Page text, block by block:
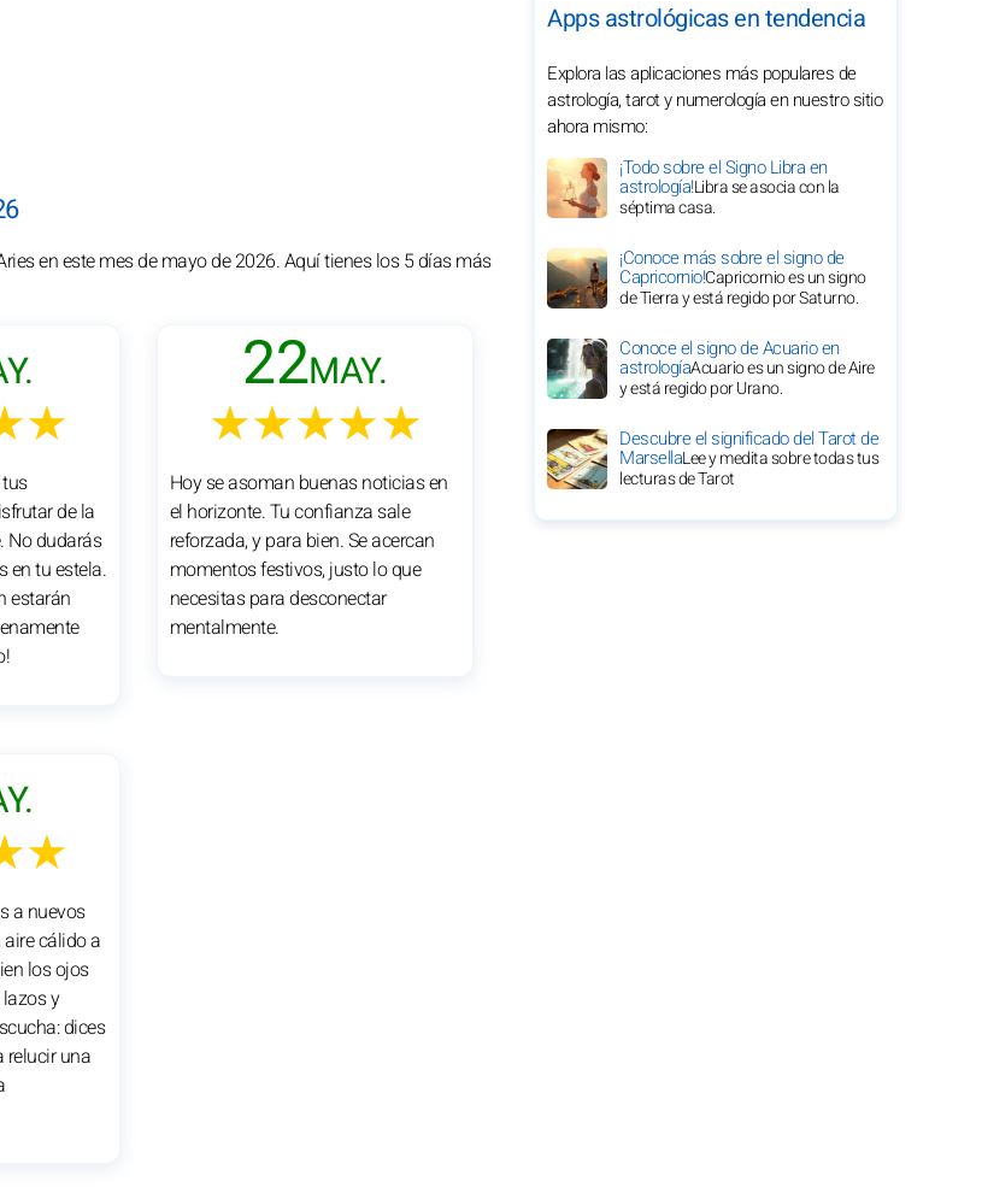
en este mes de mayo de 2026. Aquí tienes los 5 días más
de la
No dudarás
en tu estela.
estarán
22MAY.
★★★★★
Hoy se asoman buenas noticias en
el horizonte. Tu confianza sale
reforzada, y para bien. Se acercan
momentos festivos, justo lo que
necesitas para desconectar
mentalmente.
a nuevos
cálido a
los ojos
y
dices
relucir una
Apps astrológicas en tendencia
Explora las aplicaciones más populares de
astrología, tarot y numerología en nuestro sitio
ahora mismo:
¡Todo sobre el Signo Libra en
astrología!Libra se asocia con la
séptima casa.
¡Conoce más sobre el signo de
Capricornio!Capricornio es un signo
de Tierra y está regido por Saturno.
Conoce el signo de Acuario en
astrologíaAcuario es un signo de Aire
y está regido por Urano.
Descubre el significado del Tarot de
MarsellaLee y medita sobre todas tus
lecturas de Tarot